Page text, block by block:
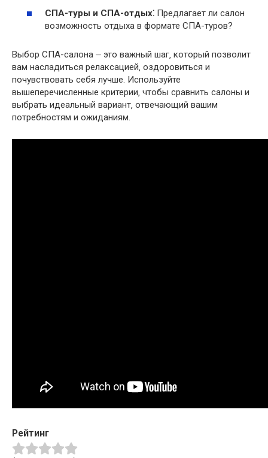
СПА-туры и СПА-отдых⁚ Предлагает ли салон
возможность отдыха в формате СПА-туров?
Выбор СПА-салона ⏤ это важный шаг‚ который позволит
вам насладиться релаксацией‚ оздоровиться и
почувствовать себя лучше. Используйте
вышеперечисленные критерии‚ чтобы сравнить салоны и
выбрать идеальный вариант‚ отвечающий вашим
потребностям и ожиданиям.
Рейтинг